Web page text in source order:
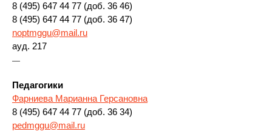
8 (495) 647 44 77 (доб. 36 46)
8 (495) 647 44 77 (доб. 36 47)
noptmggu@mail.ru
ауд. 217
—
Педагогики
Фарниева Марианна Герсановна
8 (495) 647 44 77 (доб. 36 34)
pedmggu@mail.ru